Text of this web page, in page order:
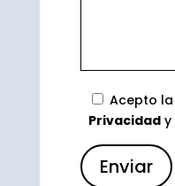
Acepto la
Privacidady
Enviar